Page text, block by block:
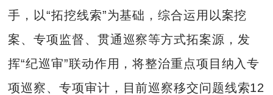
手，以“拓挖线索”为基础，综合运用以案挖
案、专项监督、贯通巡察等方式拓案源，发
挥“纪巡审”联动作用，将整治重点项目纳入专
项巡察、专项审计，目前巡察移交问题线索12